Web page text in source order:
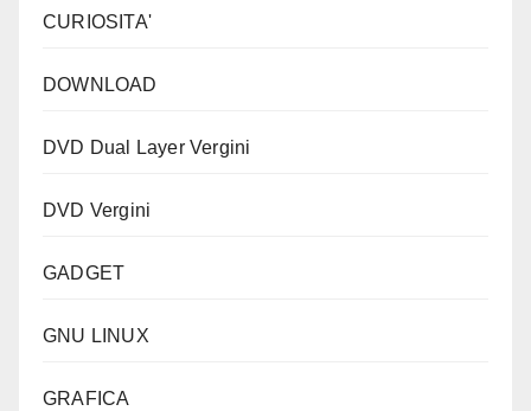
CURIOSITA'
DOWNLOAD
DVD Dual Layer Vergini
DVD Vergini
GADGET
GNU LINUX
GRAFICA